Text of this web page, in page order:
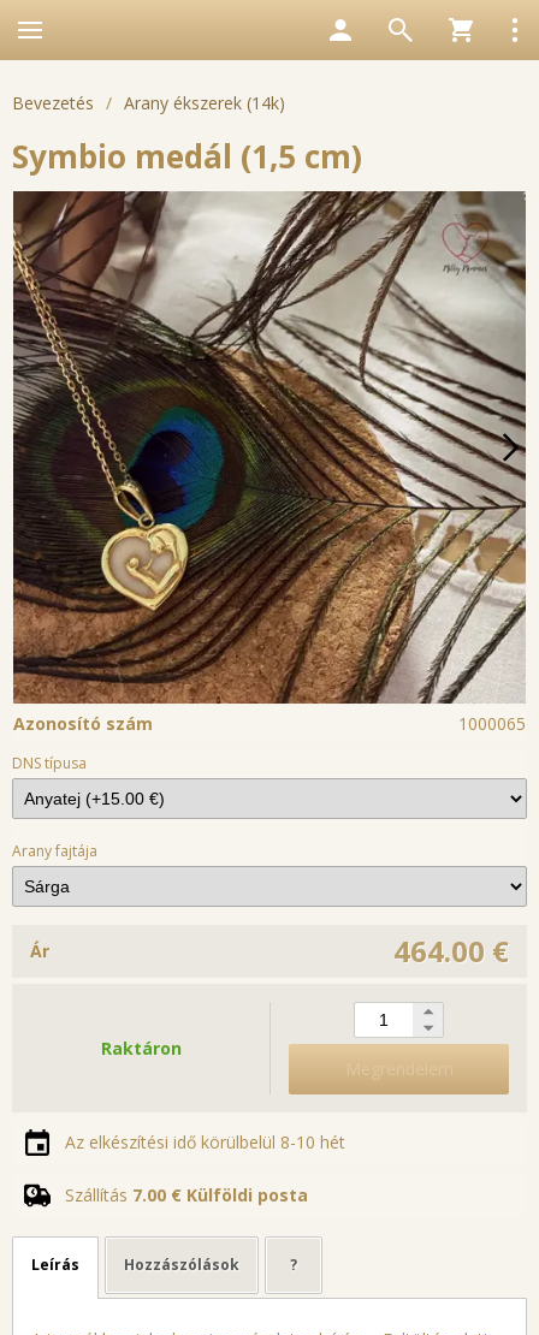
Bevezetés / Arany ékszerek (14k)
Symbio medál (1,5 cm)
Azonosító szám 1000065
DNS típusa
Arany fajtája
464.00 €
Ár
Raktáron
Megrendelem
Az elkészítési idő körülbelül 8-10 hét
Szállítás 7.00 € Külföldi posta
Leírás Hozzászólások ?